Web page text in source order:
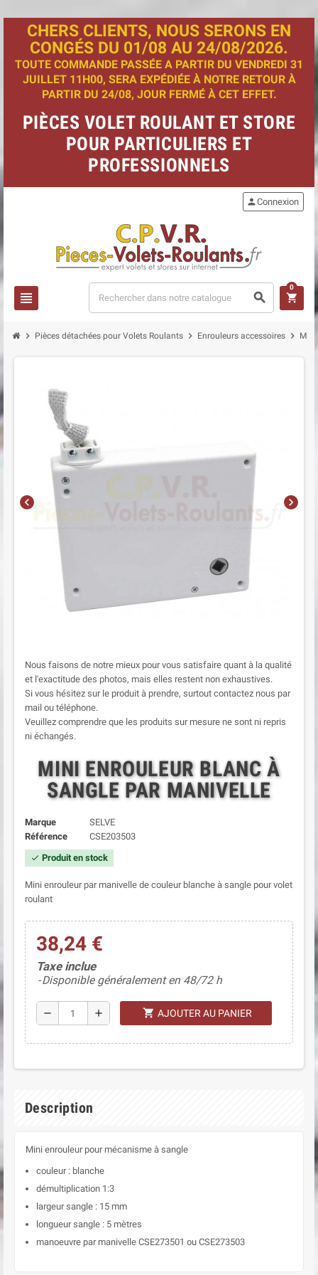
CHERS CLIENTS, NOUS SERONS EN
CONGÉS DU 01/08 AU 24/08/2026.
TOUTE COMMANDE PASSÉE A PARTIR DU VENDREDI 31
JUILLET 11H00, SERA EXPÉDIÉE À NOTRE RETOUR À
PARTIR DU 24/08, JOUR FERMÉ À CET EFFET.
PIÈCES VOLET ROULANT ET STORE
POUR PARTICULIERS ET
PROFESSIONNELS
view_headline search
personConnexion
shopping_cart
0
chevron_right Pièces détachées pour Volets Roulants chevron_right Enrouleurs accessoires chevron_right Mini
chevron_left chevron_right
Nous faisons de notre mieux pour vous satisfaire quant à la qualité
et l'exactitude des photos, mais elles restent non exhaustives.
Si vous hésitez sur le produit à prendre, surtout contactez nous par
mail ou téléphone.
Veuillez comprendre que les produits sur mesure ne sont ni repris
ni échangés.
MINI ENROULEUR BLANC À
SANGLE PAR MANIVELLE
Marque
SELVE
Référence
CSE203503
check Produit en stock
Mini enrouleur par manivelle de couleur blanche à sangle pour volet
roulant
38,24 €
Taxe inclue
Disponible généralement en 48/72 h
remove add shopping_cart AJOUTER AU PANIER
Description
Mini enrouleur pour mécanisme à sangle
couleur : blanche
démultiplication 1:3
largeur sangle : 15 mm
longueur sangle : 5 mètres
manoeuvre par manivelle CSE273501 ou CSE273503